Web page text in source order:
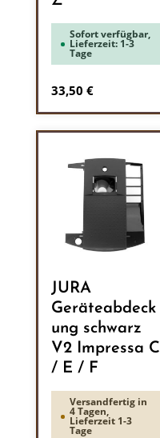
Sofort verfügbar,
Lieferzeit: 1-3
Tage
Regulärer Preis:
33,50 €
JURA
Geräteabdeck
ung schwarz
V2 Impressa C
/ E / F
Versandfertig in
4 Tagen,
Lieferzeit 1-3
Tage